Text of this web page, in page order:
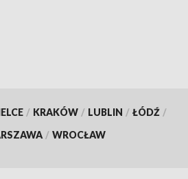
/ KRAKÓW / LUBLIN / ŁÓDŹ /
/ WROCŁAW